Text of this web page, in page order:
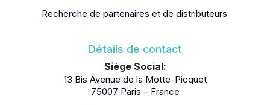
Recherche de partenaires et de distributeurs
Détails de contact
Siège Social:
13 Bis Avenue de la Motte-Picquet
75007 Paris – France